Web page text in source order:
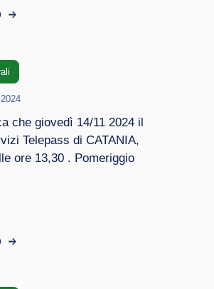
che giovedì 14/11 2024 il
Telepass di CATANIA,
ore 13,30 . Pomeriggio